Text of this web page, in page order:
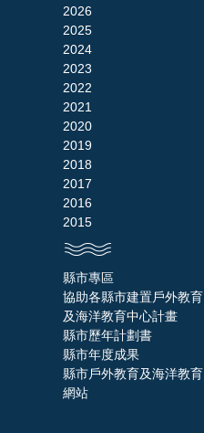
2026
2025
2024
2023
2022
2021
2020
2019
2018
2017
2016
2015
縣市專區
協助各縣市建置戶外教育
及海洋教育中心計畫
縣市歷年計劃書
縣市年度成果
縣市戶外教育及海洋教育
網站